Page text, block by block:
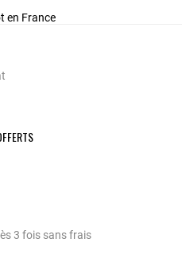
en France
3 fois sans frais